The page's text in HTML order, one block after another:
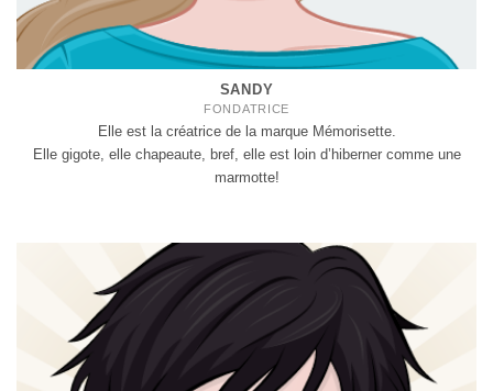
SANDY
FONDATRICE
Elle est la créatrice de la marque Mémorisette.
Elle gigote, elle chapeaute, bref, elle est loin d’hiberner comme une
marmotte!